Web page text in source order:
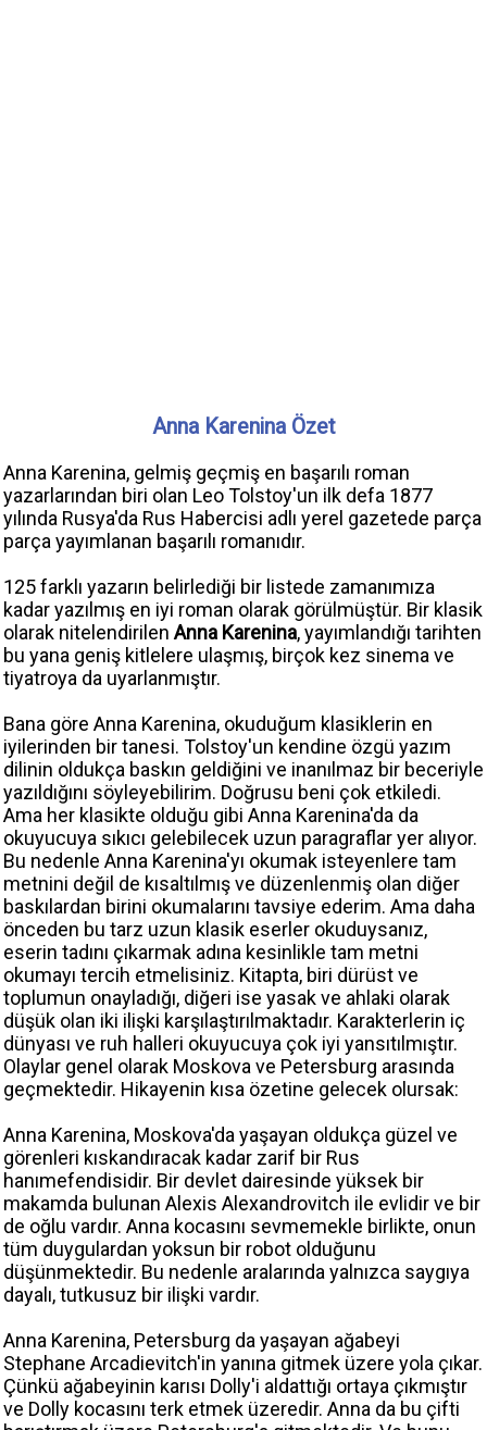
Anna Karenina Özet
Anna Karenina, gelmiş geçmiş en başarılı roman
yazarlarından biri olan Leo Tolstoy'un ilk defa 1877
yılında Rusya'da Rus Habercisi adlı yerel gazetede parça
parça yayımlanan başarılı romanıdır.
125 farklı yazarın belirlediği bir listede zamanımıza
kadar yazılmış en iyi roman olarak görülmüştür. Bir klasik
olarak nitelendirilenAnna Karenina, yayımlandığı tarihten
bu yana geniş kitlelere ulaşmış, birçok kez sinema ve
tiyatroya da uyarlanmıştır.
Bana göre Anna Karenina, okuduğum klasiklerin en
iyilerinden bir tanesi. Tolstoy'un kendine özgü yazım
dilinin oldukça baskın geldiğini ve inanılmaz bir beceriyle
yazıldığını söyleyebilirim. Doğrusu beni çok etkiledi.
Ama her klasikte olduğu gibi Anna Karenina'da da
okuyucuya sıkıcı gelebilecek uzun paragraflar yer alıyor.
Bu nedenle Anna Karenina'yı okumak isteyenlere tam
metnini değil de kısaltılmış ve düzenlenmiş olan diğer
baskılardan birini okumalarını tavsiye ederim. Ama daha
önceden bu tarz uzun klasik eserler okuduysanız,
eserin tadını çıkarmak adına kesinlikle tam metni
okumayı tercih etmelisiniz. Kitapta, biri dürüst ve
toplumun onayladığı, diğeri ise yasak ve ahlaki olarak
düşük olan iki ilişki karşılaştırılmaktadır. Karakterlerin iç
dünyası ve ruh halleri okuyucuya çok iyi yansıtılmıştır.
Olaylar genel olarak Moskova ve Petersburg arasında
geçmektedir. Hikayenin kısa özetine gelecek olursak:
Anna Karenina, Moskova'da yaşayan oldukça güzel ve
görenleri kıskandıracak kadar zarif bir Rus
hanımefendisidir. Bir devlet dairesinde yüksek bir
makamda bulunan Alexis Alexandrovitch ile evlidir ve bir
de oğlu vardır. Anna kocasını sevmemekle birlikte, onun
tüm duygulardan yoksun bir robot olduğunu
düşünmektedir. Bu nedenle aralarında yalnızca saygıya
dayalı, tutkusuz bir ilişki vardır.
Anna Karenina, Petersburg da yaşayan ağabeyi
Stephane Arcadievitch'in yanına gitmek üzere yola çıkar.
Çünkü ağabeyinin karısı Dolly'i aldattığı ortaya çıkmıştır
ve Dolly kocasını terk etmek üzeredir. Anna da bu çifti